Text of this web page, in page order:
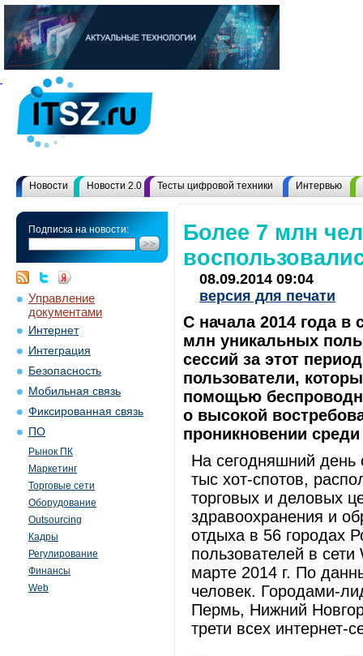
Новости Новости 2.0 Тесты цифровой техники Интервью
Подписка на новости:
Управление
документами
Интернет
Интеграция
Безопасность
Мобильная связь
Фиксированная связь
ПО
Рынок ПК
Маркетинг
Торговые сети
Оборудование
Outsourcing
Кадры
Регулирование
Финансы
Web
Более 7 млн
08.09.2014 09:04
версия для печати
С начала 2014 года в
млн уникальных
сессий за этот
пользователи,
помощью
о высокой
проникновении
На сегодняшний день
тыс хот-спотов,
торговых и деловых
здравоохранения и
отдыха в 56 городах
пользователей в
марте 2014 г. По
человек. Городами-
Пермь, Нижний
трети всех интернет-